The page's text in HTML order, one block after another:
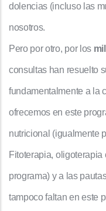
dolencias (incluso las
nosotros.
Pero por otro, por los
consultas han resuelto
fundamentalmente a la
ofrecemos en este
nutricional (igualmente
Fitoterapia, oligoterapia
programa) y a las
tampoco faltan en este